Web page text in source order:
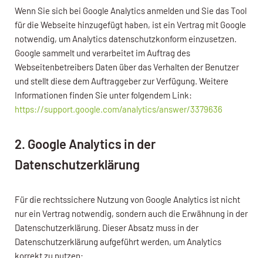
Wenn Sie sich bei Google Analytics anmelden und Sie das Tool
für die Webseite hinzugefügt haben, ist ein Vertrag mit Google
notwendig, um Analytics datenschutzkonform einzusetzen.
Google sammelt und verarbeitet im Auftrag des
Webseitenbetreibers Daten über das Verhalten der Benutzer
und stellt diese dem Auftraggeber zur Verfügung. Weitere
Informationen finden Sie unter folgendem Link:
https://support.google.com/analytics/answer/3379636
2. Google Analytics in der
Datenschutzerklärung
Für die rechtssichere Nutzung von Google Analytics ist nicht
nur ein Vertrag notwendig, sondern auch die Erwähnung in der
Datenschutzerklärung. Dieser Absatz muss in der
Datenschutzerklärung aufgeführt werden, um Analytics
korrekt zu nutzen: